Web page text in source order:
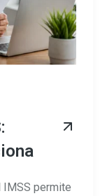
IMSS permite